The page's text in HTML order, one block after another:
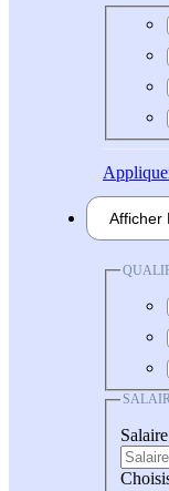
Afficher